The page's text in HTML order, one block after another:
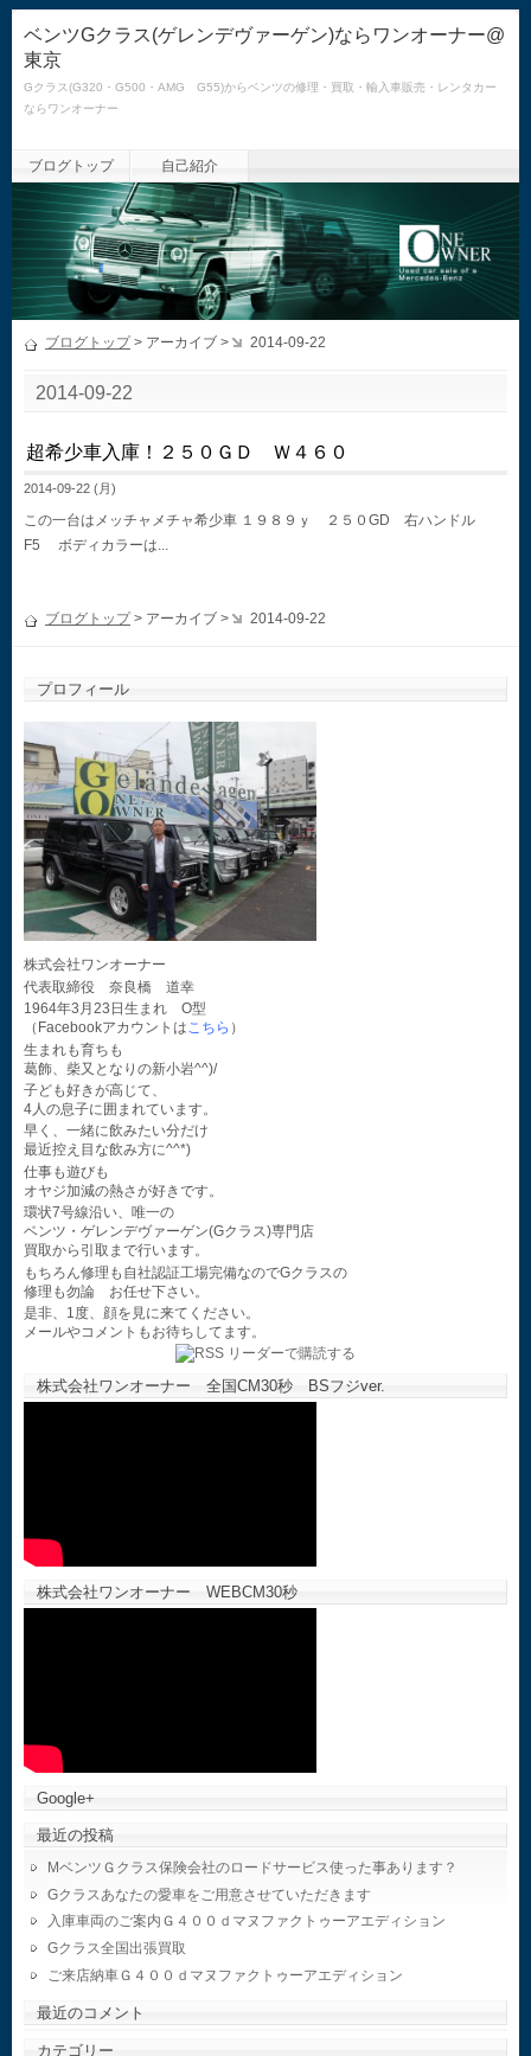
ベンツGクラス(ゲレンデヴァーゲン)ならワンオーナー@
東京
Gクラス(G320・G500・AMG G55)からベンツの修理・買取・輸入車販売・レンタカー
ならワンオーナー
ブログトップ 自己紹介
ブログトップ> アーカイブ > 2014-09-22
2014-09-22
超希少車入庫！２５０ＧＤ Ｗ４６０
2014-09-22 (月)
この一台はメッチャメチャ希少車 １９８９ｙ ２５０GD 右ハンドル
F5 ボディカラーは...
ブログトップ> アーカイブ > 2014-09-22
プロフィール
株式会社ワンオーナー
代表取締役 奈良橋 道幸
1964年3月23日生まれ O型
（Facebookアカウントはこちら ）
生まれも育ちも
葛飾、柴又となりの新小岩^^)/
子ども好きが高じて、
4人の息子に囲まれています。
早く、一緒に飲みたい分だけ
最近控え目な飲み方に^^*)
仕事も遊びも
オヤジ加減の熱さが好きです。
環状7号線沿い、唯一の
ベンツ・ゲレンデヴァーゲン(Gクラス)専門店
買取から引取まで行います。
もちろん修理も自社認証工場完備なのでGクラスの
修理も勿論 お任せ下さい。
是非、1度、顔を見に来てください。
メールやコメントもお待ちしてます。
株式会社ワンオーナー 全国CM30秒 BSフジver.
株式会社ワンオーナー WEBCM30秒
Google+
最近の投稿
MベンツＧクラス保険会社のロードサービス使った事あります？
Gクラスあなたの愛車をご用意させていただきます
入庫車両のご案内Ｇ４００ｄマヌファクトゥーアエディション
Gクラス全国出張買取
ご来店納車Ｇ４００ｄマヌファクトゥーアエディション
最近のコメント
カテゴリー